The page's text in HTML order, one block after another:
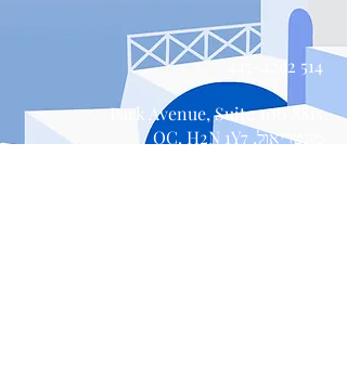
514 447-4292
8815 Park Avenue, Suite 100
מונטריאול, QC, H2N 1Y7